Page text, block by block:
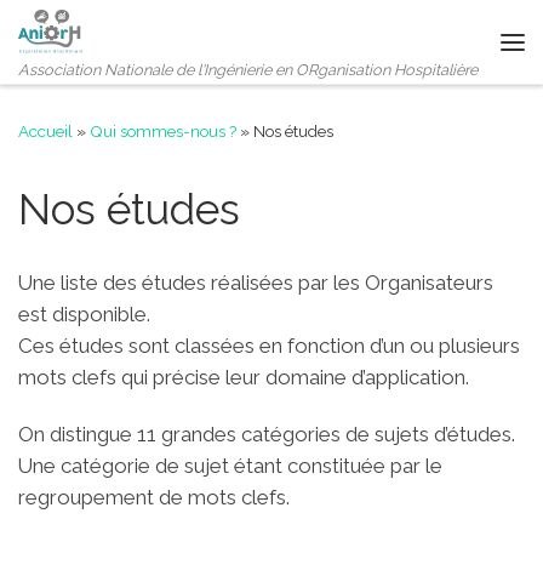
Passer au contenu
Association Nationale de l'Ingénierie en ORganisation Hospitalière
Accueil » Qui sommes-nous ? » Nos études
Nos études
Une liste des études réalisées par les Organisateurs
est disponible.
Ces études sont classées en fonction d’un ou plusieurs
mots clefs qui précise leur domaine d’application.
On distingue 11 grandes catégories de sujets d’études.
Une catégorie de sujet étant constituée par le
regroupement de mots clefs.